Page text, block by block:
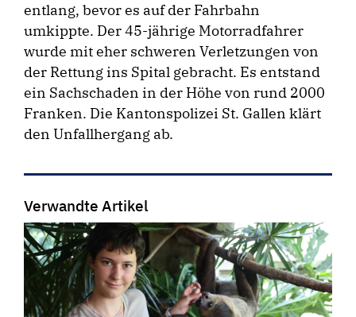
entlang, bevor es auf der Fahrbahn
umkippte. Der 45-jährige Motorradfahrer
wurde mit eher schweren Verletzungen von
der Rettung ins Spital gebracht. Es entstand
ein Sachschaden in der Höhe von rund 2000
Franken. Die Kantonspolizei St. Gallen klärt
den Unfallhergang ab.
Verwandte Artikel